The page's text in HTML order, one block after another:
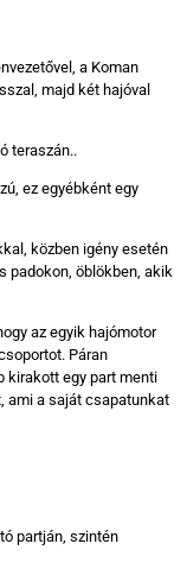
a Koman
majd két hajóval
teraszán..
ez egyébként egy
közben igény esetén
padokon, öblökben, akik
az egyik hajómotor
Páran
kirakott egy part menti
ami a saját csapatunkat
partján, szintén